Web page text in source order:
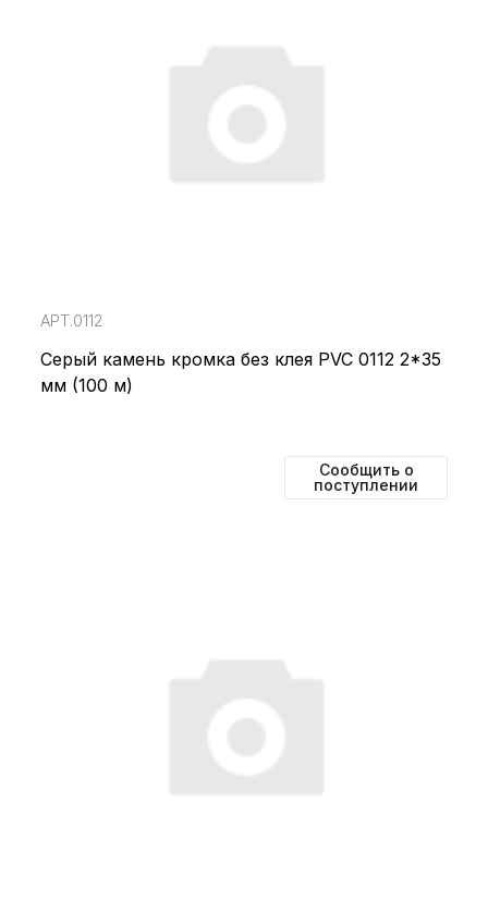
АРТ.0112
Серый камень кромка без клея PVC 0112 2*35
мм (100 м)
Сообщить о
поступлении